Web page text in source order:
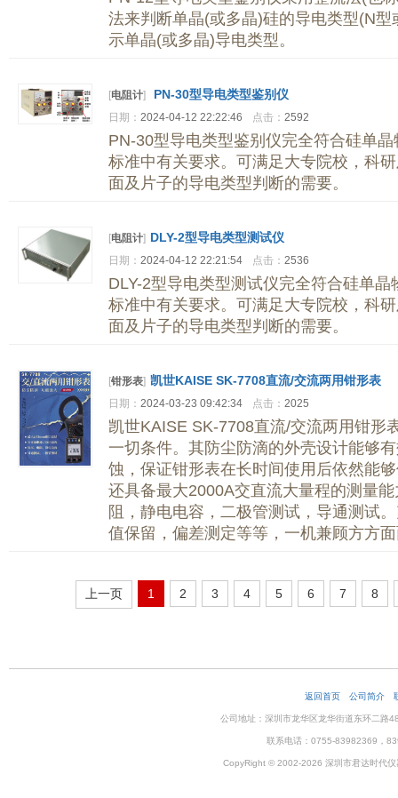
法来判断单晶(或多晶)硅的导电类型(N
示单晶(或多晶)导电类型。
[电阻计] PN-30型导电类型鉴别仪
日期： 2024-04-12 22:22:46 点击： 2592
PN-30型导电类型鉴别仪完全符合硅单
标准中有关要求。可满足大专院校，科
面及片子的导电类型判断的需要。
[电阻计] DLY-2型导电类型测试仪
日期： 2024-04-12 22:21:54 点击： 2536
DLY-2型导电类型测试仪完全符合硅单
标准中有关要求。可满足大专院校，科
面及片子的导电类型判断的需要。
[钳形表] 凯世KAISE SK-7708直流/交流两用钳形表
日期： 2024-03-23 09:42:34 点击： 2025
凯世KAISE SK-7708直流/交流两用钳形
一切条件。其防尘防滴的外壳设计能够
蚀，保证钳形表在长时间使用后依然能
还具备最大2000A交直流大量程的测量
阻，静电电容，二极管测试，导通测试
值保留，偏差测定等等，一机兼顾方方
上一页 1 2 3 4 5 6 7 8
返回首页 公司简介
公司地址：深圳市龙华区龙华街道东环二
联系电话：0755-83982369，
CopyRight © 2002-2026 深圳市君达时代